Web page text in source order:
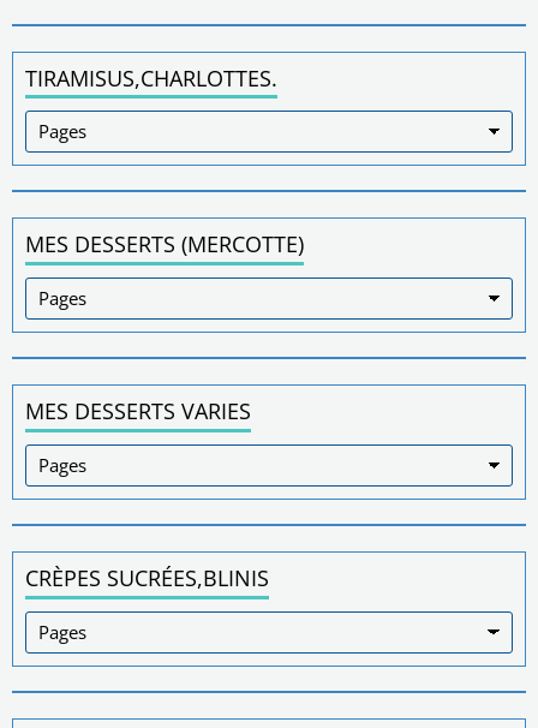
TIRAMISUS,CHARLOTTES.
MES DESSERTS (MERCOTTE)
MES DESSERTS VARIES
CRÈPES SUCRÉES,BLINIS